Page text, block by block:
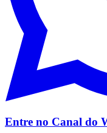
Entre no Canal do